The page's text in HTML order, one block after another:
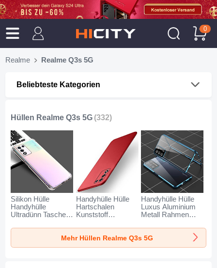
0
Realme Realme Q3s 5G
Beliebteste Kategorien
Hüllen Realme Q3s 5G (332)
Silikon Hülle
Handyhülle
Ultradünn Tasche
Transparent für
Realme Q3s 5G
Klar
Handyhülle Hülle
Hartschalen
Kunststoff
Matt für Realme
Q3s 5G Rot
Handyhülle Hülle
Luxus Aluminium
Metall Rahmen
Ganzkörper Tasche
für Realme Q3s 5G
Blau
Mehr Hüllen Realme Q3s 5G